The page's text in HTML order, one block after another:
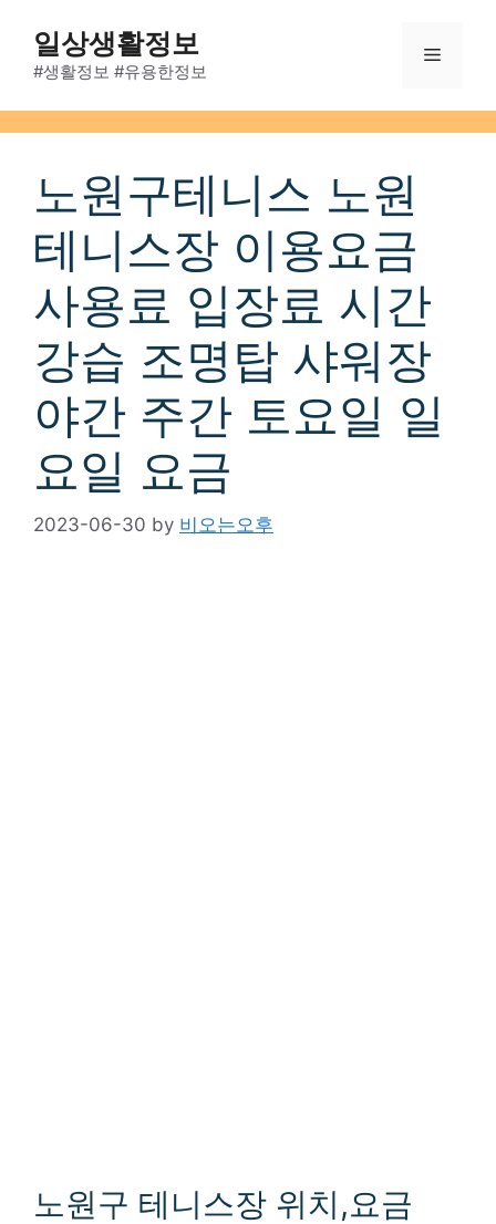
content
일상생활정보
#생활정보 #유용한정보
Menu
노원구테니스 노원
테니스장 이용요금
사용료 입장료 시간
강습 조명탑 샤워장
야간 주간 토요일 일
요일 요금
2023-06-30 by 비오는오후
노원구 테니스장 위치,요금